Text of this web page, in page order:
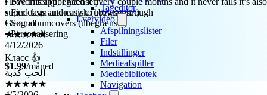
Tageditor
Evervideo
Afspilningslister
Filer
Indstillinger
Medieafspiller
Mediebibliotek
Navigation
Gen.mo
★★★★★
4/12/2026
Класс 👍
الحب كذبة
★★★★★
4/5/2026
The only tag editor u should ever need!!
• Find tags automatisk (ubegrænset)
• Søg albumcovers (ubegrænset)
• Personalisering
$1.99/måned